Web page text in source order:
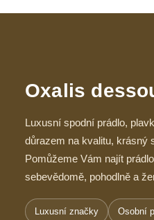
Oxalis
Luxusní spodní prádlo,
důrazem na kvalitu, krásný
Pomůžeme Vám najít
sebevědomě, pohodlně a
Luxusní značky Osobní